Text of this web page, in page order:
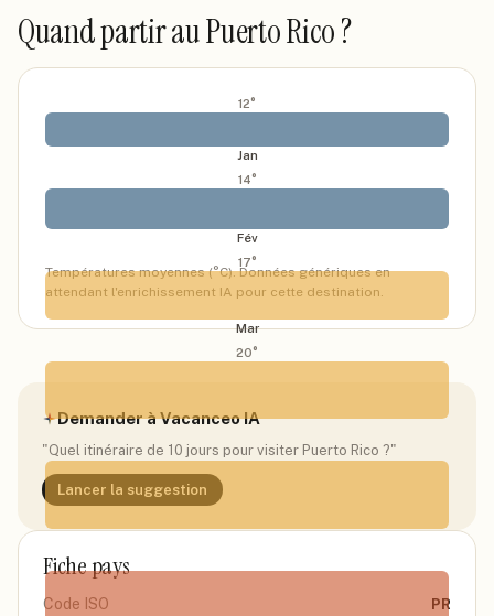
Quand partirau Puerto Rico?
12°
Jan
14°
Fév
17°
Mar
20°
Avr
24°
Températures moyennes (°C). Données génériques en
attendant l'enrichissement IA pour cette destination.
Demander à Vacanceo IA
"Quel itinéraire de 10 jours pour visiter Puerto Rico ?"
Lancer la suggestion
Fiche pays
Code ISO PR